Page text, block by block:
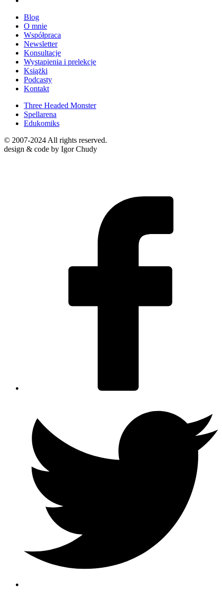
Blog
O mnie
Współpraca
Newsletter
Konsultacje
Wystąpienia i prelekcje
Książki
Podcasty
Kontakt
Three Headed Monster
Spellarena
Edukomiks
© 2007-2024 All rights reserved.
design & code by Igor Chudy